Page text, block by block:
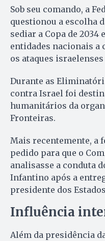
Sob seu comando, a
questionou a escolha
sediar a Copa de 2034
entidades nacionais a
os ataques israelenses
Durante as
contra Israel foi
humanitários da
Fronteiras.
Mais recentemente, a
pedido para que o
analisasse a conduta
Infantino após a
presidente dos
Influência
Além da presidência